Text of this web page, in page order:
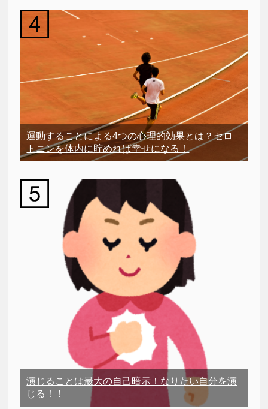
運動することによる4つの心理的効果とは？セロ
トニンを体内に貯めれば幸せになる！
演じることは最大の自己暗示！なりたい自分を演
じる！！